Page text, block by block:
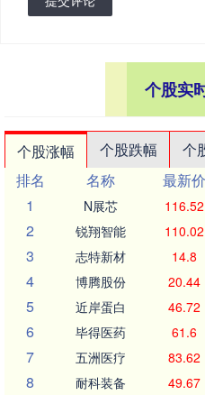
个股实
个股涨幅 个股跌幅 个
排名
名称 最新价
1
N展芯 116.52
2 锐翔智能 110.02
3 志特新材 14.8
4 博腾股份 20.44
5 近岸蛋白 46.72
6 毕得医药 61.6
7 五洲医疗 83.62
8 耐科装备 49.67